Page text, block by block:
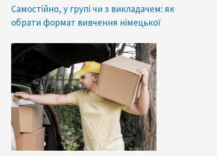
Самостійно, у групі чи з викладачем: як
обрати формат вивчення німецької